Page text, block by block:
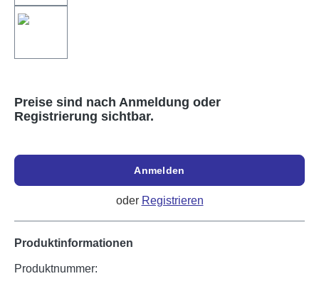
Preise sind nach Anmeldung oder
Registrierung sichtbar.
Anmelden
oder Registrieren
Produktinformationen
Produktnummer: